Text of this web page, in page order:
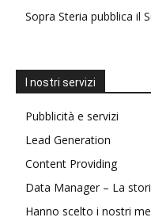
Sopra Steria pubblica il
I nostri servizi
Pubblicità e servizi
Lead Generation
Content Providing
Data Manager – La
Hanno scelto i nostri